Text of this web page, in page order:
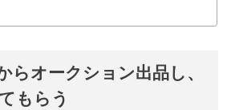
らオークション出品し、
もらう